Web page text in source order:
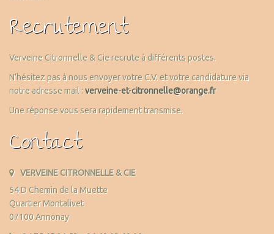
Recrutement
Verveine Citronnelle & Cie recrute à différents postes.
N’hésitez pas à nous envoyer votre C.V. et votre candidature via
notre adresse mail :verveine-et-citronnelle@orange.fr
Une réponse vous sera rapidement transmise.
Contact
VERVEINE CITRONNELLE & CIE
54 D Chemin de la Muette
Quartier Montalivet
07100 Annonay